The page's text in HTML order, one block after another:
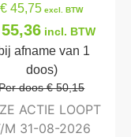
€ 45,75 excl. BTW
incl. BTW
afname van 1
doos)
doos € 50,15
ACTIE LOOPT
M 31-08-2026